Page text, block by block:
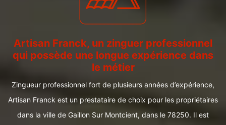
Artisan Franck, un zinguer professionnel
qui possède une longue expérience dans
le métier
Zingueur professionnel fort de plusieurs années d’expérience,
Artisan Franck est un prestataire de choix pour les propriétaires
dans la ville de Gaillon Sur Montcient, dans le 78250. Il est